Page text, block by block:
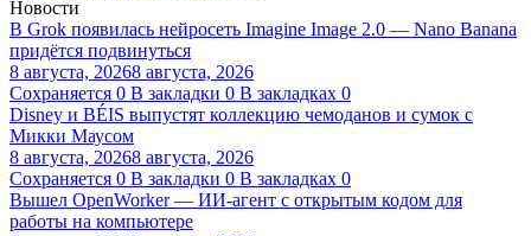
Новости
В Grok появилась нейросеть Imagine Image 2.0 — Nano Banana
придётся подвинуться
8 августа, 20268 августа, 2026
Сохраняется 0 В закладки 0 В закладках 0
Disney и BÉIS выпустят коллекцию чемоданов и сумок с
Микки Маусом
8 августа, 20268 августа, 2026
Сохраняется 0 В закладки 0 В закладках 0
Вышел OpenWorker — ИИ-агент с открытым кодом для
работы на компьютере